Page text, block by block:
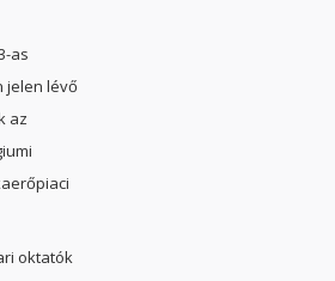
as
jelen lévő
az
oktatók